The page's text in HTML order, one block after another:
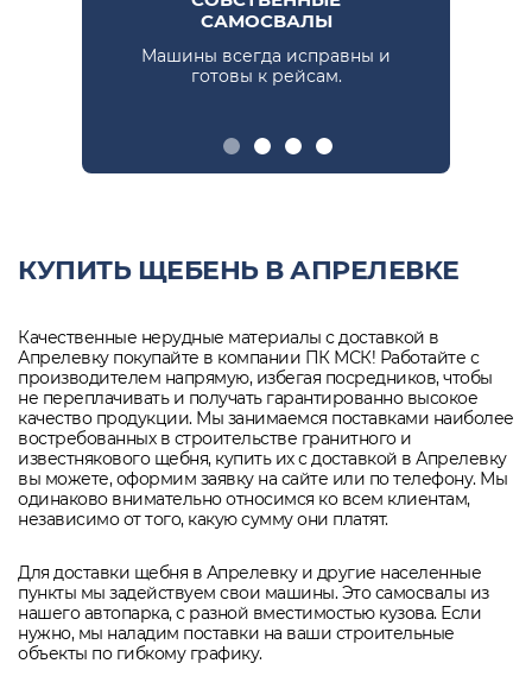
САМОСВАЛЫ
Машины всегда исправны и
готовы к рейсам.
КУПИТЬ ЩЕБЕНЬ В АПРЕЛЕВКЕ
Качественные нерудные материалы с доставкой в
Апрелевку покупайте в компании ПК МСК! Работайте с
производителем напрямую, избегая посредников, чтобы
не переплачивать и получать гарантированно высокое
качество продукции. Мы занимаемся поставками наиболее
востребованных в строительстве гранитного и
известнякового щебня, купить их с доставкой в Апрелевку
вы можете, оформим заявку на сайте или по телефону. Мы
одинаково внимательно относимся ко всем клиентам,
независимо от того, какую сумму они платят.
Для доставки щебня в Апрелевку и другие населенные
пункты мы задействуем свои машины. Это самосвалы из
нашего автопарка, с разной вместимостью кузова. Если
нужно, мы наладим поставки на ваши строительные
объекты по гибкому графику.